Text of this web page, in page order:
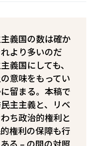
義国の数は確か
より多いのだ
義国にしても、
意味をもってい
留まる。本稿で
主主義と、リベ
ち政治的権利と
権利の保障も行